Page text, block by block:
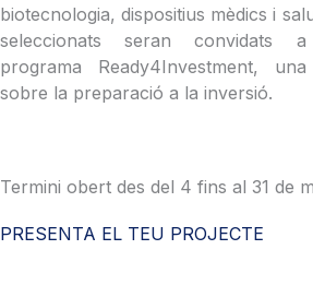
biotecnologia, dispositius mèdics i
seleccionats seran convidats
programa Ready4Investment,
sobre la preparació a la inversió.
Termini obert des del 4 fins al 31 de
PRESENTA EL TEU PROJECTE